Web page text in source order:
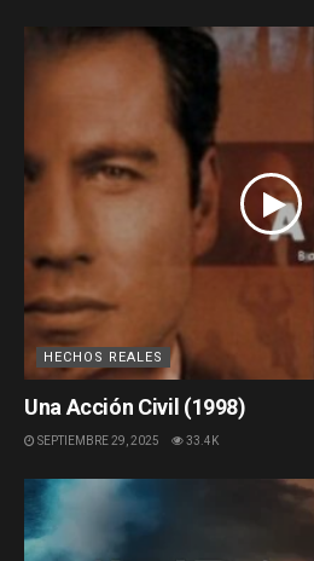
HECHOS REALES
Una Acción Civil (1998)
SEPTIEMBRE 29, 2025 33.4K